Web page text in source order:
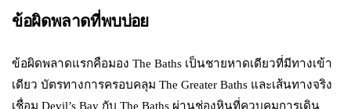
ข้อผิดพลาดที่พบบ่อย
ข้อผิดพลาดแรกคือมอง The Baths เป็นชายหาดเดียวที่มีทางเข้า
เดียว บัตรทางการครอบคลุม The Greater Baths และเส้นทางจริง
เชื่อม Devil’s Bay กับ The Baths ผ่านช่องหินที่ควบคุมการเดิน